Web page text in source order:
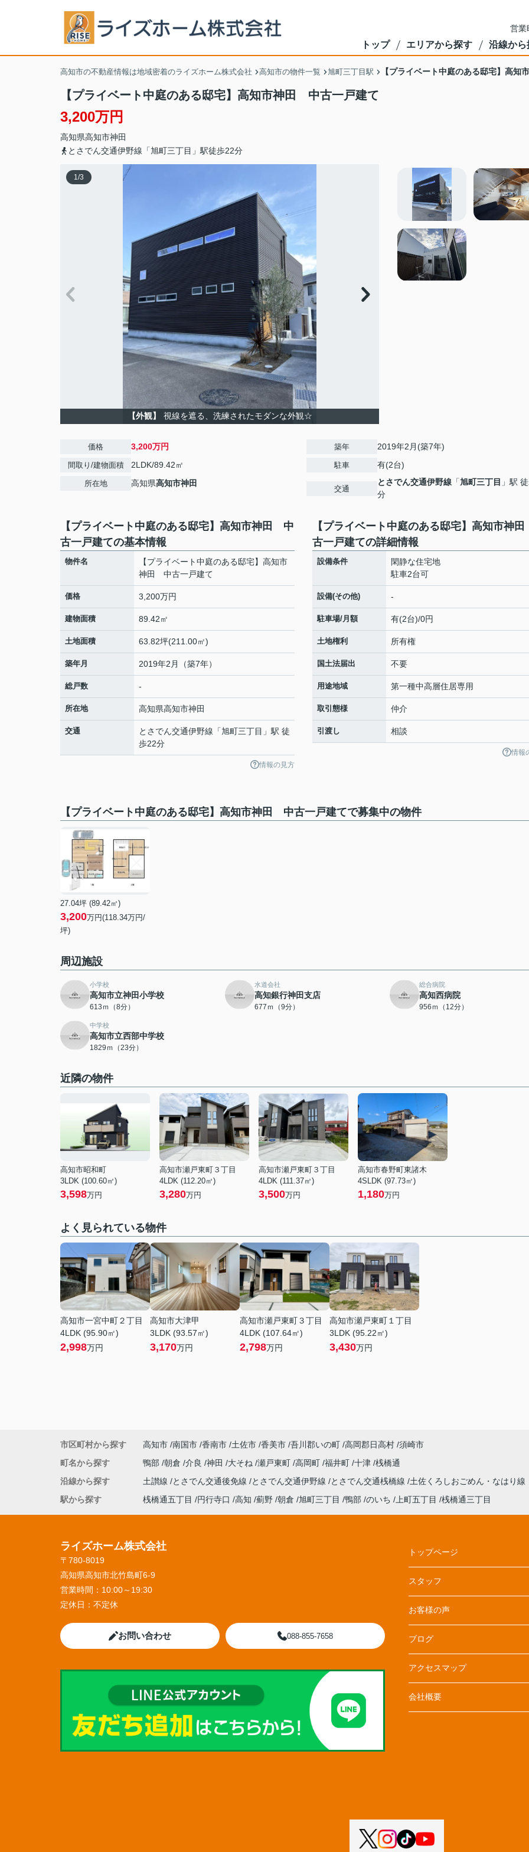
営
トップ エリアから探す 沿線から
高知市の不動産情報は地域密着のライズホーム株式会社 高知市の物件一覧 旭町三丁目駅 【プライベート中庭のある邸宅】高
【プライベート中庭のある邸宅】高知市神田 中古一戸建て
3,200万円
高知県高知市神田
とさでん交通伊野線「旭町三丁目」駅徒歩22分
1/3
【外観】 視線を遮る、洗練されたモダンな外観☆
価格 3,200万円
間取り/建物面積 2LDK/89.42㎡
所在地 高知県高知市神田
築年 2019年2月(築7年)
駐車 有(2台)
交通
とさでん交通伊野線 「旭町三丁目 」駅
分
【プライベート中庭のある邸宅】高知市神田 中
古一戸建ての基本情報
物件名
【プライベート中庭のある邸宅】高知市
神田 中古一戸建て
価格 3,200万円
建物面積 89.42㎡
土地面積 63.82坪(211.00㎡)
築年月 2019年2月（築7年）
総戸数 -
所在地 高知県高知市神田
交通 とさでん交通伊野線 「旭町三丁目 」駅 徒
歩22分
情報の見方
【プライベート中庭のある邸宅】高知市神
古一戸建ての詳細情報
設備条件
閑静な住宅地
駐車2台可
設備(その他) -
駐車場/月額 有(2台)/0円
土地権利 所有権
国土法届出 不要
用途地域 第一種中高層住居専用
取引態様 仲介
引渡し 相談
情報
【プライベート中庭のある邸宅】高知市神田 中古一戸建てで募集中の物件
27.04坪 (89.42㎡)
3,200万円(118.34万円/
坪)
周辺施設
小学校
高知市立神田小学校
613ｍ（8分）
水道会社
高知銀行神田支店
677ｍ（9分）
総合病院
高知西病院
956ｍ（12分）
中学校
高知市立西部中学校
1829ｍ（23分）
近隣の物件
高知市昭和町
3LDK (100.60㎡)
3,598万円
高知市瀬戸東町３丁目
4LDK (112.20㎡)
3,280万円
高知市瀬戸東町３丁目
4LDK (111.37㎡)
3,500万円
高知市春野町東諸木
4SLDK (97.73㎡)
1,180万円
よく見られている物件
高知市一宮中町２丁目
4LDK (95.90㎡)
2,998万円
高知市大津甲
3LDK (93.57㎡)
3,170万円
高知市瀬戸東町３丁目
4LDK (107.64㎡)
2,798万円
高知市瀬戸東町１丁目
3LDK (95.22㎡)
3,430万円
市区町村から探す 高知市 南国市 香南市 土佐市 香美市 吾川郡いの町 高岡郡日高村 須崎市
町名から探す
鴨部 朝倉 介良 神田 大そね 瀬戸東町 高岡町 福井町 十津 桟橋通
沿線から探す
土讃線 とさでん交通後免線 とさでん交通伊野線 とさでん交通桟橋線
土佐くろしおごめん・なはり線
駅から探す
桟橋通五丁目 円行寺口 高知 薊野 朝倉 旭町三丁目 鴨部 のいち 上町五丁目 桟橋通三丁目
ライズホーム株式会社
〒780-8019
高知県高知市北竹島町6-9
営業時間： 10:00～19:30
定休日： 不定休
お問い合わせ 088-855-7658
トップページ
スタッフ
お客様の声
ブログ
アクセスマップ
会社概要